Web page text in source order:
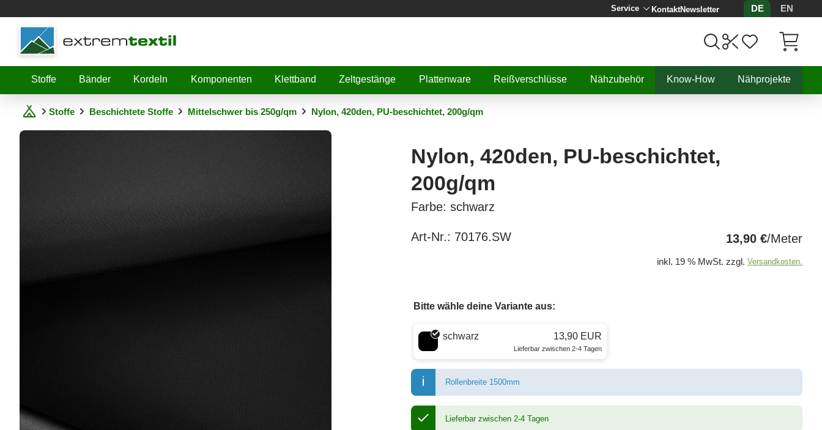
Service KontaktNewsletter DE
EN
Shopware
Stoffe
Bänder Kordeln Komponenten Klettband Zeltgestänge Plattenware Reißverschlüsse Nähzubehör Know-How Nähprojekte
Stoffe Beschichtete Stoffe Mittelschwer bis 250g/qm Nylon, 420den, PU-beschichtet, 200g/qm
Nylon, 420den, PU-beschichtet,
200g/qm
Farbe: schwarz
Art-Nr.: 70176.SW 13,90 €/Meter
inkl. 19 % MwSt. zzgl. Versandkosten.
Bitte wähle deine Variante aus:
Wähle eine Farbe
schwarz 13,90 EUR
Lieferbar zwischen 2-4 Tagen
Rollenbreite 1500mm
Lieferbar zwischen 2-4 Tagen